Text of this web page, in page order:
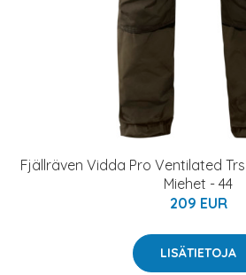
Fjällräven Vidda Pro Ventilated
Miehet - 44
209 EUR
LISÄTIETOJA